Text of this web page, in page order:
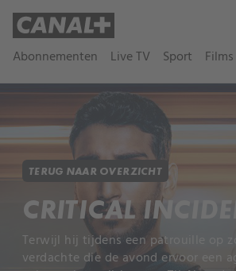
Abonnementen Live TV Sport
TERUG NAAR OVERZICHT
CRITICAL
Terwijl hij tijdens een patrouille op
verdachte die de avond ervoor een